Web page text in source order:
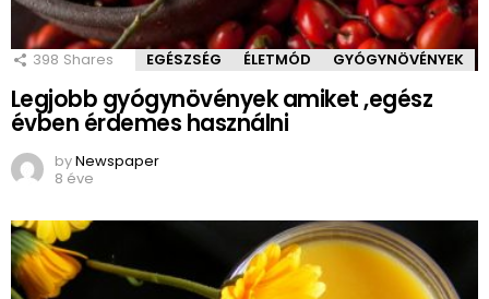
398 Shares EGÉSZSÉG ÉLETMÓD GYÓGYNÖVÉNYEK
Legjobb gyógynövények amiket ,egész
évben érdemes használni
byNewspaper
8 éve